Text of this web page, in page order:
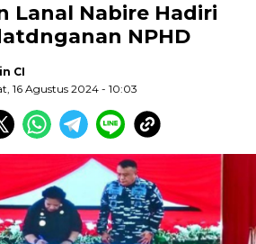
Lanal Nabire Hadiri
NPHD
CI
16 Agustus 2024 - 10:03